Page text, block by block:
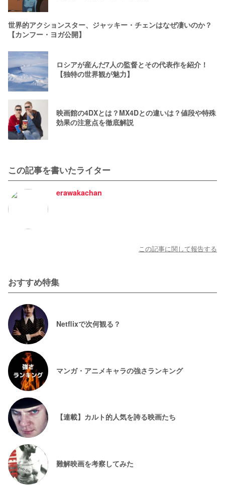
世界的アクションスター、ジャッキー・チェンはなぜ凄いのか？
【カンフー・ヨガ公開】
ロシアが産んだ7人の監督とその代表作を紹介！
【独特の世界観が魅力】
映画館の4DXとは？MX4Dとの違いは？値段や特殊
効果の注意点を徹底解説
この記事を書いたライター
erawakachan
この記事に関して報告する
おすすめ特集
Netflixで次何観る？
マンガ・アニメキャラの強さランキング
【連載】カルト的人気を誇る映画たち
難解映画を考察してみた